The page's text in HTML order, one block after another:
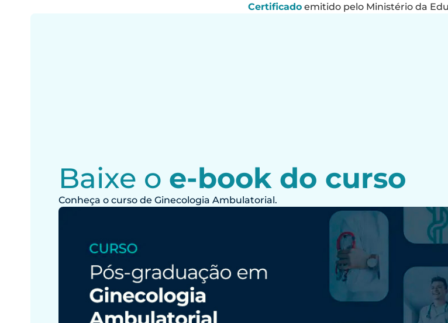
Certificado emitido pelo Ministério da
Baixe o e-book do curso
Conheça o curso de Ginecologia Ambulatorial.